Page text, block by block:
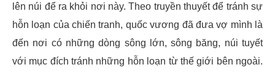
lên núi để ra khỏi nơi này. Theo truyền thuyết để tránh sự
hỗn loạn của chiến tranh, quốc vương đã đưa vợ mình là
đến nơi có những dòng sông lớn, sông băng, núi tuyết
với mục đích tránh những hỗn loạn từ thế giới bên ngoài.